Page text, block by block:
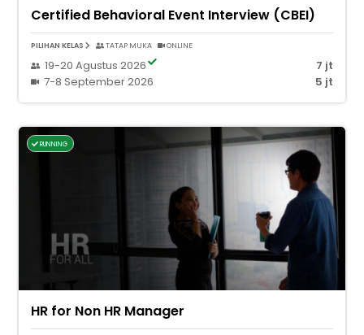
Certified Behavioral Event Interview (CBEI)
PILIHAN KELAS TATAP MUKA ONLINE
19-20 Agustus 2026
7 jt
7-8 September 2026
5 jt
RUNNING
HR for Non HR Manager